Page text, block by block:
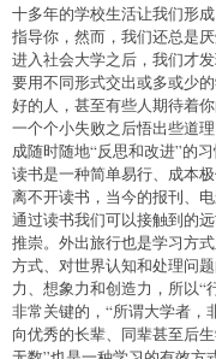
十多年的学校生活让我们形
指导你，然而，我们还总是
进入社会大学之后，我们才
要用不同形式交出或多或少
好的人，甚至有些人期待着
一个个小失败之后悟出些道
成随时随地“反思和改进”的
读书是一种简单易行、成本
离不开读书，当今的报刊、
通过读书我们可以接触到的
推崇。外出旅行也是学习方
方式、对世界认知和处理问
力、想象力和创造力，所以“
非常关键的，“所谓大学者，
向优秀的长辈、同辈甚至后